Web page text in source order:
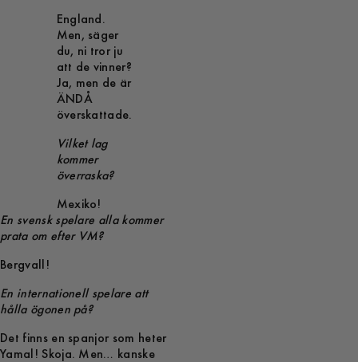
England.
Men, säger
du, ni tror ju
att de vinner?
Ja, men de är
ÄNDÅ
överskattade.
Vilket lag
kommer
överraska?
Mexiko!
En svensk spelare alla kommer
prata om efter VM?
Bergvall!
En internationell spelare att
hålla ögonen på?
Det finns en spanjor som heter
Yamal! Skoja. Men… kanske